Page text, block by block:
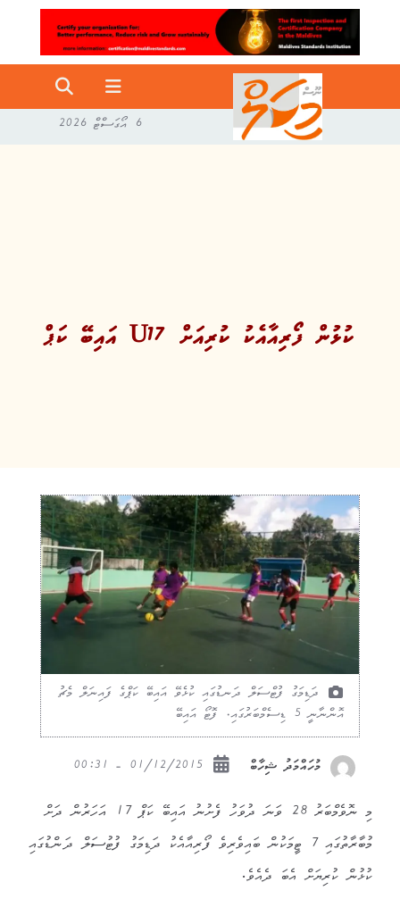
6 އޯގަސްޓް 2026
އައިބޭ ކަޕް U17 ކުޅުން ފޯރިއާއެކު ކުރިއަށް
ދަޑިމަގު ފުޓްސަލް ދަނޑުގައި ކުޅެވޭ އައިބޭ ކަޕްގެ ފައިނަލް މެޗު
އޮންނާނީ 5 ޑިސެމްބަރުގައި. ފޮޓޯ އައިބޭ
މުހައްމަދު ޝިހާބް
މި ނޮވެމްބަރު 28 ވަނަ ދުވަހު ފެށުނު އައިބޭ ކަޕް 17 އަހަރުން ދަށް
މުބާރާތުގައި 7 ޓީމަކުން ބައިވެރިވެ ފޯރިއާއެކު ދަޑިމަގު ފުޓުސަލް ދަންޑުގައި
ކުޅުން ކުރިޔަށް އެބަ ދެއެވެ.